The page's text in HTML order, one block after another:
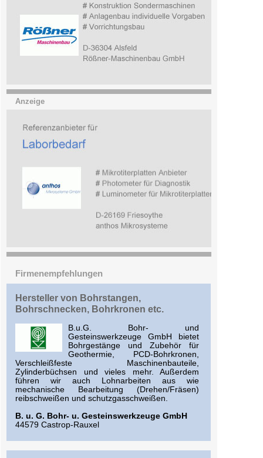
Anzeige
Firmenempfehlungen
Hersteller von Bohrstangen,
Bohrschnecken, Bohrkronen etc.
B.u.G. Bohr- und
Gesteinswerkzeuge GmbH bietet
Bohrgestänge und Zubehör für
Geothermie, PCD-Bohrkronen,
Verschleißfeste Maschinenbauteile,
Zylinderbüchsen und vieles mehr. Außerdem
führen wir auch Lohnarbeiten aus wie
mechanische Bearbeitung (Drehen/Fräsen)
reibschweißen und schutzgasschweißen.
B. u. G. Bohr- u. Gesteinswerkzeuge GmbH
44579 Castrop-Rauxel